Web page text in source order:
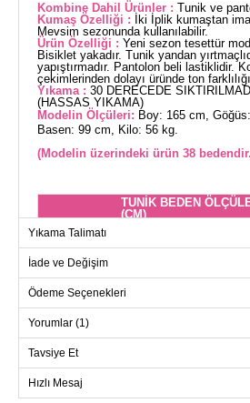
Kombine Dahil Ürünler : Tunik ve
Kumaş Özelliği :
İki İplik kumaştan
Mevsim sezonunda kullanılabilir.
Ürün Özelliği : Yeni sezon tesettür
Bisiklet yakadır. Tunik yandan
yapıştırmadır. Pantolon beli lastiklidir.
çekimlerinden dolayı üründe ton
Yıkama : 30 DERECEDE
(HASSAS YIKAMA)
Modelin Ölçüleri: Boy: 165 cm,
Basen: 99 cm, Kilo: 56 kg.
(Modelin üzerindeki ürün 38
TUNİK BEDEN
(CM)
Beden
L
M
108
XL
116
ÖLÇÜLERİ (CM)
Yıkama Talimatı
İade ve Değişim
Ödeme Seçenekleri
Yorumlar (1)
Tavsiye Et
Hızlı Mesaj